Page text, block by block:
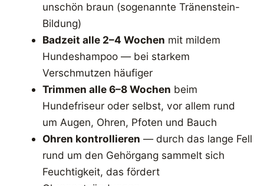
unschön braun (sogenannte Tränenstein-
Bildung)
Badzeit alle 2–4 Wochen mit mildem
Hundeshampoo — bei starkem
Verschmutzen häufiger
Trimmen alle 6–8 Wochen beim
Hundefriseur oder selbst, vor allem rund
um Augen, Ohren, Pfoten und Bauch
Ohren kontrollieren — durch das lange Fell
rund um den Gehörgang sammelt sich
Feuchtigkeit, das fördert